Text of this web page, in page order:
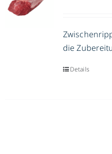
die
Details